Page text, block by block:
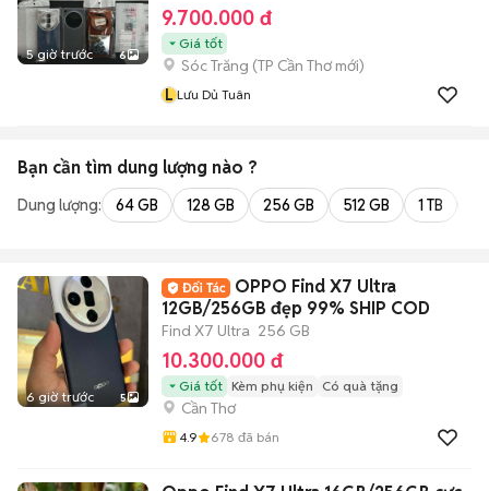
5 giờ trước 6
9.700.000 đ
Giá tốt
Sóc Trăng (TP Cần Thơmới)
L Lưu Dủ Tuân
Bạn cần tìm dung lượng nào ?
Dung lượng: 64 GB 128 GB 256 GB 512 GB 1 TB
6 giờ trước 5
OPPO Find X7 Ultra
12GB/256GB đẹp 99% SHIP COD
Find X7 Ultra 256 GB
10.300.000 đ
Giá tốt Kèm phụ kiện Có quà tặng
Cần Thơ
4.9 678 đã bán